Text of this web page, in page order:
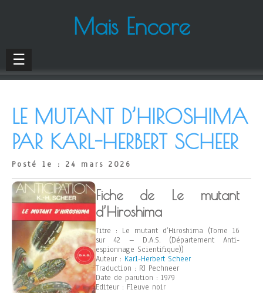
Mais Encore
☰
LE MUTANT D’HIROSHIMA
PAR KARL-HERBERT SCHEER
Posté le : 24 mars 2026
Fiche de Le mutant
d’Hiroshima
Titre : Le mutant d’Hiroshima (Tome 16
sur 42 – D.A.S. (Département Anti-
espionnage Scientifique))
Auteur : Karl-Herbert Scheer
Traduction : RJ Pechneer
Date de parution : 1979
Editeur : Fleuve noir